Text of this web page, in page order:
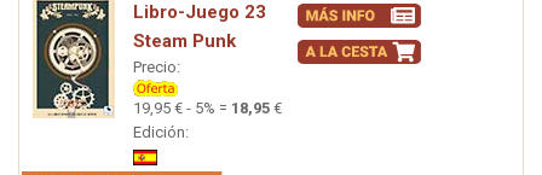
Libro-Juego 23
Steam Punk
Precio:
19,95 € - 5% = 18,95 €
Edición: